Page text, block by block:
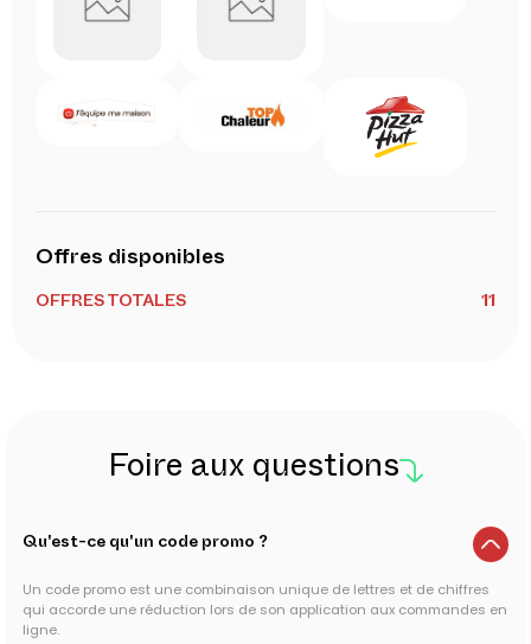
Offres disponibles
OFFRES TOTALES
Foire aux questions
Qu'est-ce qu'un code promo ?
Un code promo est une combinaison unique de lettres et de chiffres
qui accorde une réduction lors de son application aux commandes en
ligne.